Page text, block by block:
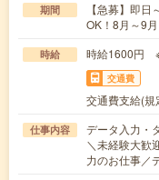
期間
【急募】即
OK！8月～9
時給 時給1600円
交通費
交通費支給(規
仕事内容
データ入力・
＼未経験大歓
力のお仕事／